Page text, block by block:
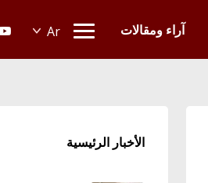
آراء ومقالات
الأخبار الرئيسية